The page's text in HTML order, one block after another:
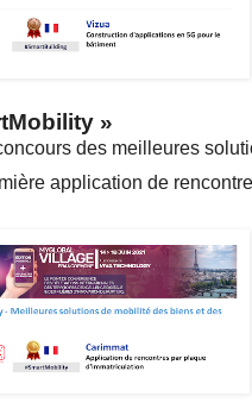
»
des meilleures
application de